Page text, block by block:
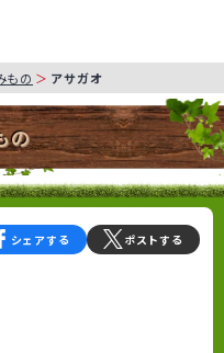
もの アサガオ
の
シェアする ポストする